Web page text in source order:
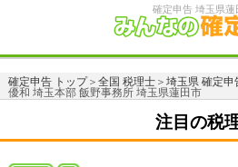
確定申告 埼玉県蓮
確定申告 トップ＞ 全国 税理士＞ 埼玉県 確定申
優和 埼玉本部 飯野事務所 埼玉県蓮田市
注目の税